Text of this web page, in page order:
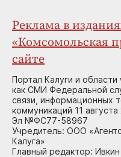
Реклама в
«Комсомольская
сайте
Портал Калуги и
как СМИ Федеральной
связи, информационных
коммуникаций 11
Эл №ФС77-58967
Учредитель: ООО
Калуга»
Главный редактор: